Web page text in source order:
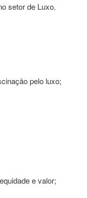
setor de Luxo.
pelo luxo;
e valor;